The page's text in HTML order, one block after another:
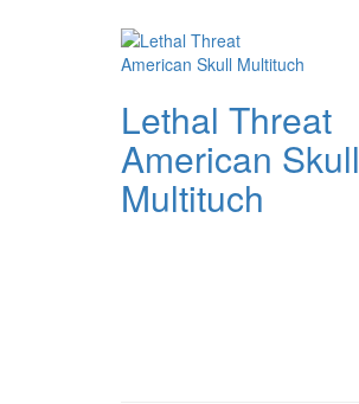
Lethal Threat
American Skull
Multituch